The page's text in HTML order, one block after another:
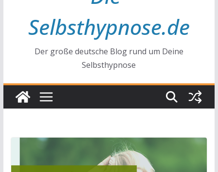
Selbsthypnose.de
Der große deutsche Blog rund um Deine
Selbsthypnose